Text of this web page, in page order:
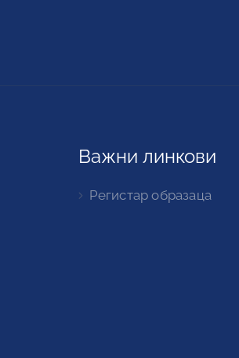
Важни линкови
Регистар образаца